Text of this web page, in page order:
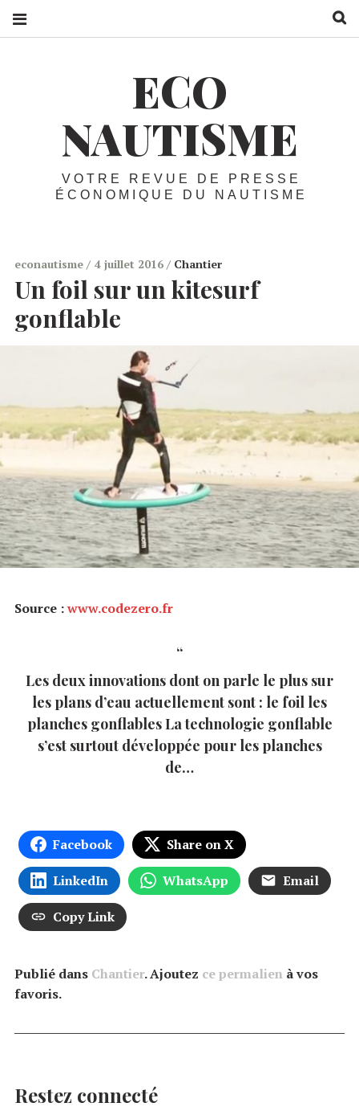
ECO
NAUTISME
VOTRE REVUE DE PRESSE
ÉCONOMIQUE DU NAUTISME
econautisme 4 juillet 2016 Chantier
Un foil sur un kitesurf
gonflable
Source :www.codezero.fr
Les deux innovations dont on parle le plus sur
les plans d’eau actuellement sont : le foil les
planches gonflables La technologie gonflable
s’est surtout développée pour les planches
de…
Facebook Share on X
LinkedIn WhatsApp Email
Copy Link
Publié dans Chantier. Ajoutez ce permalien à vos
favoris.
Restez connecté